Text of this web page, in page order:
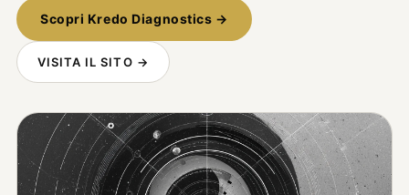
Scopri Kredo Diagnostics →
VISITA IL SITO →